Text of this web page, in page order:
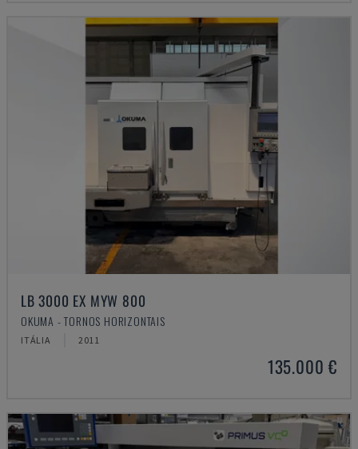
LB 3000 EX MYW 800
OKUMA - TORNOS HORIZONTAIS
ITÁLIA 2011
135.000 €